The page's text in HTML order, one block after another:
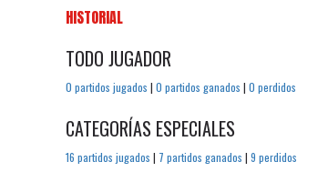
HISTORIAL
TODO JUGADOR
0 partidos jugados | 0 partidos ganados | 0 perdidos
CATEGORÍAS ESPECIALES
16 partidos jugados | 7 partidos ganados | 9 perdidos